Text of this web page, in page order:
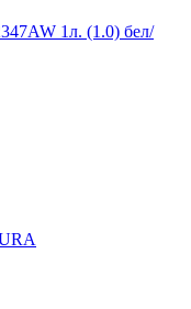
1л. (1.0) бел/